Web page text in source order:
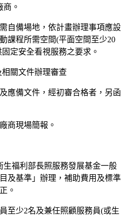
。
自備場地，依計畫辦理事項應設
課程所需空間(平面空間至少20
定安全看視服務之要求。
關文件辦理審查
應備文件，經初審合格者，另函
商現場簡報。
生福利部長照服務發展基金一般
及基準」辦理，補助費用及標準
。
至少2名及兼任照顧服務員(或生